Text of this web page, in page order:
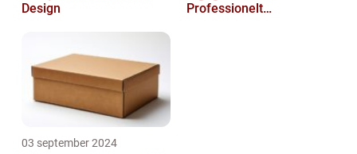
Design
Professionelt
03 september 2024